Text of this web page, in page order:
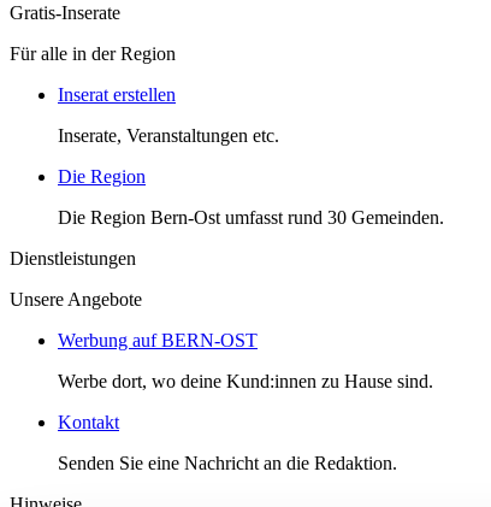
Gratis-Inserate
Für alle in der Region
Inserat erstellen
Inserate, Veranstaltungen etc.
Die Region
Die Region Bern-Ost umfasst rund 30 Gemeinden.
Dienstleistungen
Unsere Angebote
Werbung auf BERN-OST
Werbe dort, wo deine Kund:innen zu Hause sind.
Kontakt
Senden Sie eine Nachricht an die Redaktion.